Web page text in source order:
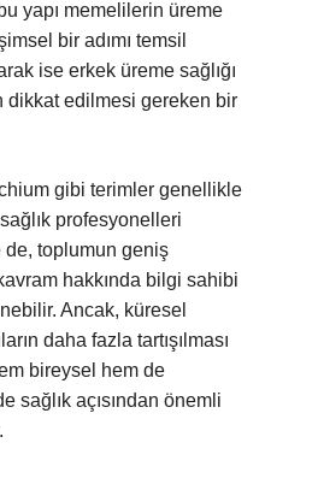
yapı memelilerin üreme
bir adımı temsil
ise erkek üreme sağlığı
dikkat edilmesi gereken bir
gibi terimler genellikle
profesyonelleri
de, toplumun geniş
hakkında bilgi sahibi
Ancak, küresel
daha fazla tartışılması
bireysel hem de
sağlık açısından önemli